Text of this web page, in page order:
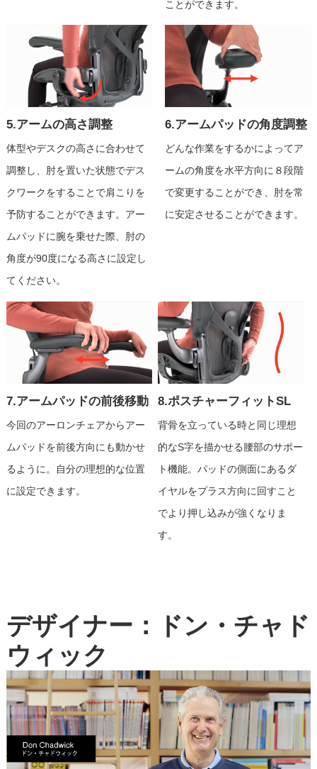
ことができます。
5.アームの高さ調整
体型やデスクの高さに合わせて
調整し、肘を置いた状態でデス
クワークをすることで肩こりを
予防することができます。アー
ムパッドに腕を乗せた際、肘の
角度が90度になる高さに設定し
てください。
6.アームパッドの角度調整
どんな作業をするかによってア
ームの角度を水平方向に８段階
で変更することができ、肘を常
に安定させることができます。
7.アームパッドの前後移動
今回のアーロンチェアからアー
ムパッドを前後方向にも動かせ
るように。自分の理想的な位置
に設定できます。
8.ポスチャーフィットSL
背骨を立っている時と同じ理想
的なS字を描かせる腰部のサポー
ト機能。パッドの側面にあるダ
イヤルをプラス方向に回すこと
でより押し込みが強くなりま
す。
デザイナー：ドン・チャド
ウィック